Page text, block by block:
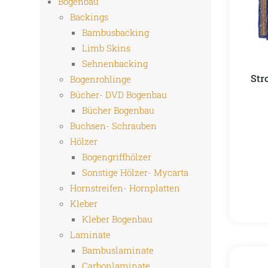
Backings
Bambusbacking
Limb Skins
Sehnenbacking
Bogenrohlinge
Bücher- DVD Bogenbau
Bücher Bogenbau
Buchsen- Schrauben
Hölzer
Bogengriffhölzer
Sonstige Hölzer- Mycarta
Hornstreifen- Hornplatten
Kleber
Kleber Bogenbau
Laminate
Bambuslaminate
Carbonlaminate